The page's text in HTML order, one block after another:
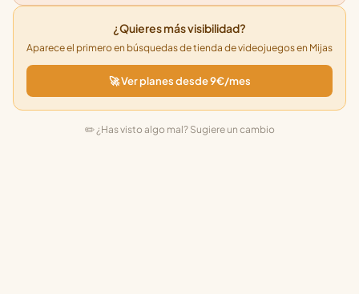
¿Quieres más visibilidad?
Aparece el primero en búsquedas de tienda de videojuegos en Mijas
🚀 Ver planes desde 9€/mes
✏️ ¿Has visto algo mal? Sugiere un cambio